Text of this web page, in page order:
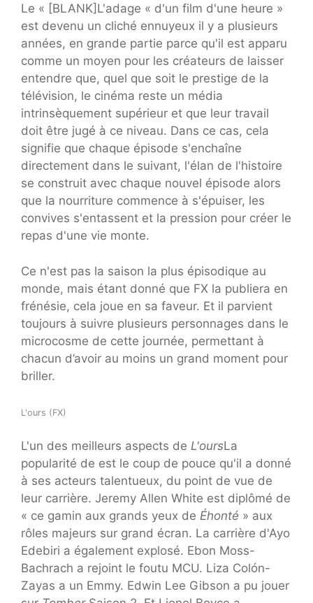
Le « [BLANK]L'adage « d'un film d'une heure »
est devenu un cliché ennuyeux il y a plusieurs
années, en grande partie parce qu'il est apparu
comme un moyen pour les créateurs de laisser
entendre que, quel que soit le prestige de la
télévision, le cinéma reste un média
intrinsèquement supérieur et que leur travail
doit être jugé à ce niveau. Dans ce cas, cela
signifie que chaque épisode s'enchaîne
directement dans le suivant, l'élan de l'histoire
se construit avec chaque nouvel épisode alors
que la nourriture commence à s'épuiser, les
convives s'entassent et la pression pour créer le
repas d'une vie monte.
Ce n'est pas la saison la plus épisodique au
monde, mais étant donné que FX la publiera en
frénésie, cela joue en sa faveur. Et il parvient
toujours à suivre plusieurs personnages dans le
microcosme de cette journée, permettant à
chacun d’avoir au moins un grand moment pour
briller.
L'ours (FX)
L'un des meilleurs aspects de L'oursLa
popularité de est le coup de pouce qu'il a donné
à ses acteurs talentueux, du point de vue de
leur carrière. Jeremy Allen White est diplômé de
« ce gamin aux grands yeux de Éhonté » aux
rôles majeurs sur grand écran. La carrière d'Ayo
Edebiri a également explosé. Ebon Moss-
Bachrach a rejoint le foutu MCU. Liza Colón-
Zayas a un Emmy. Edwin Lee Gibson a pu jouer